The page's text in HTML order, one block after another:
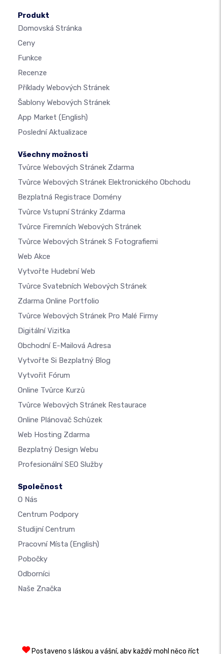
Produkt
Domovská Stránka
Ceny
Funkce
Recenze
Příklady Webových Stránek
Šablony Webových Stránek
App Market (English)
Poslední Aktualizace
Všechny možnosti
Tvůrce Webových Stránek Zdarma
Tvůrce Webových Stránek Elektronického Obchodu
Bezplatná Registrace Domény
Tvůrce Vstupní Stránky Zdarma
Tvůrce Firemních Webových Stránek
Tvůrce Webových Stránek S Fotografiemi
Web Akce
Vytvořte Hudební Web
Tvůrce Svatebních Webových Stránek
Zdarma Online Portfolio
Tvůrce Webových Stránek Pro Malé Firmy
Digitální Vizitka
Obchodní E-Mailová Adresa
Vytvořte Si Bezplatný Blog
Vytvořit Fórum
Online Tvůrce Kurzů
Tvůrce Webových Stránek Restaurace
Online Plánovač Schůzek
Web Hosting Zdarma
Bezplatný Design Webu
Profesionální SEO Služby
Společnost
O Nás
Centrum Podpory
Studijní Centrum
Pracovní Místa (English)
Pobočky
Odborníci
Naše Značka
Postaveno s láskou a vášní, aby každý mohl něco říct